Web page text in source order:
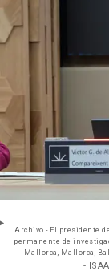
Archivo - El presidente
permanente de
Mallorca, Mallorca,
-